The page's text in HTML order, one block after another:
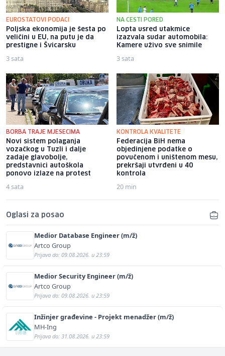
EUROSTATOVI PODACI
Poljska ekonomija je šesta po
veličini u EU, na putu je da
prestigne i Švicarsku
3 sata
NA CESTI PORED
Lopta usred utakmice
izazvala sudar automobila:
Kamere uživo sve snimile
3 sata
BORBA TRAJE MJESECIMA
Novi sistem polaganja
vozačkog u Tuzli i dalje
zadaje glavobolje,
predstavnici autoškola
ponovo izlaze na protest
4 sata
KONTROLA KVALITETE
Federacija BiH nema
objedinjene podatke o
povučenom i uništenom mesu,
prekršaji utvrđeni u 40
kontrola
20 min
Oglasi za posao
Medior Database Engineer (m/ž)
Artco Group
Prijava do: 09.08.2026. u 23:59
Medior Security Engineer (m/ž)
Artco Group
Prijava do: 09.08.2026. u 23:59
Inžinjer građevine - Projekt menadžer (m/ž)
MH-Ing
Prijava do: 31.08.2026. u 23:59